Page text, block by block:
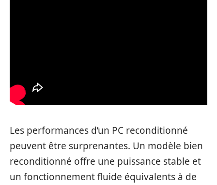
Les performances d’un PC reconditionné
peuvent être surprenantes. Un modèle bien
reconditionné offre une puissance stable et
un fonctionnement fluide équivalents à de